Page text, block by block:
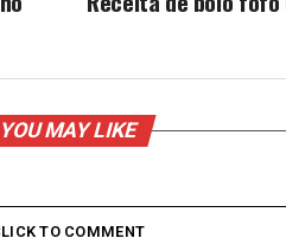
YOU MAY LIKE
TO COMMENT